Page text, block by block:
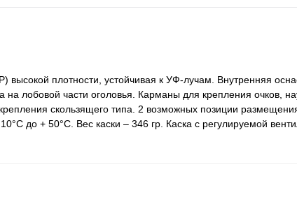
плотности, устойчивая к УФ-лучам. Внутренняя
лобовой части оголовья. Карманы для крепления очков,
скользящего типа. 2 возможных позиции
до + 50°C. Вес каски – 346 гр. Каска с регулируемой